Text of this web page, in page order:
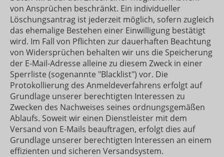
von Ansprüchen beschränkt. Ein individueller
Löschungsantrag ist jederzeit möglich, sofern zugleich
das ehemalige Bestehen einer Einwilligung bestätigt
wird. Im Fall von Pflichten zur dauerhaften Beachtung
von Widersprüchen behalten wir uns die Speicherung
der E-Mail-Adresse alleine zu diesem Zweck in einer
Sperrliste (sogenannte "Blacklist") vor. Die
Protokollierung des Anmeldeverfahrens erfolgt auf
Grundlage unserer berechtigten Interessen zu
Zwecken des Nachweises seines ordnungsgemäßen
Ablaufs. Soweit wir einen Dienstleister mit dem
Versand von E-Mails beauftragen, erfolgt dies auf
Grundlage unserer berechtigten Interessen an einem
effizienten und sicheren Versandsystem.